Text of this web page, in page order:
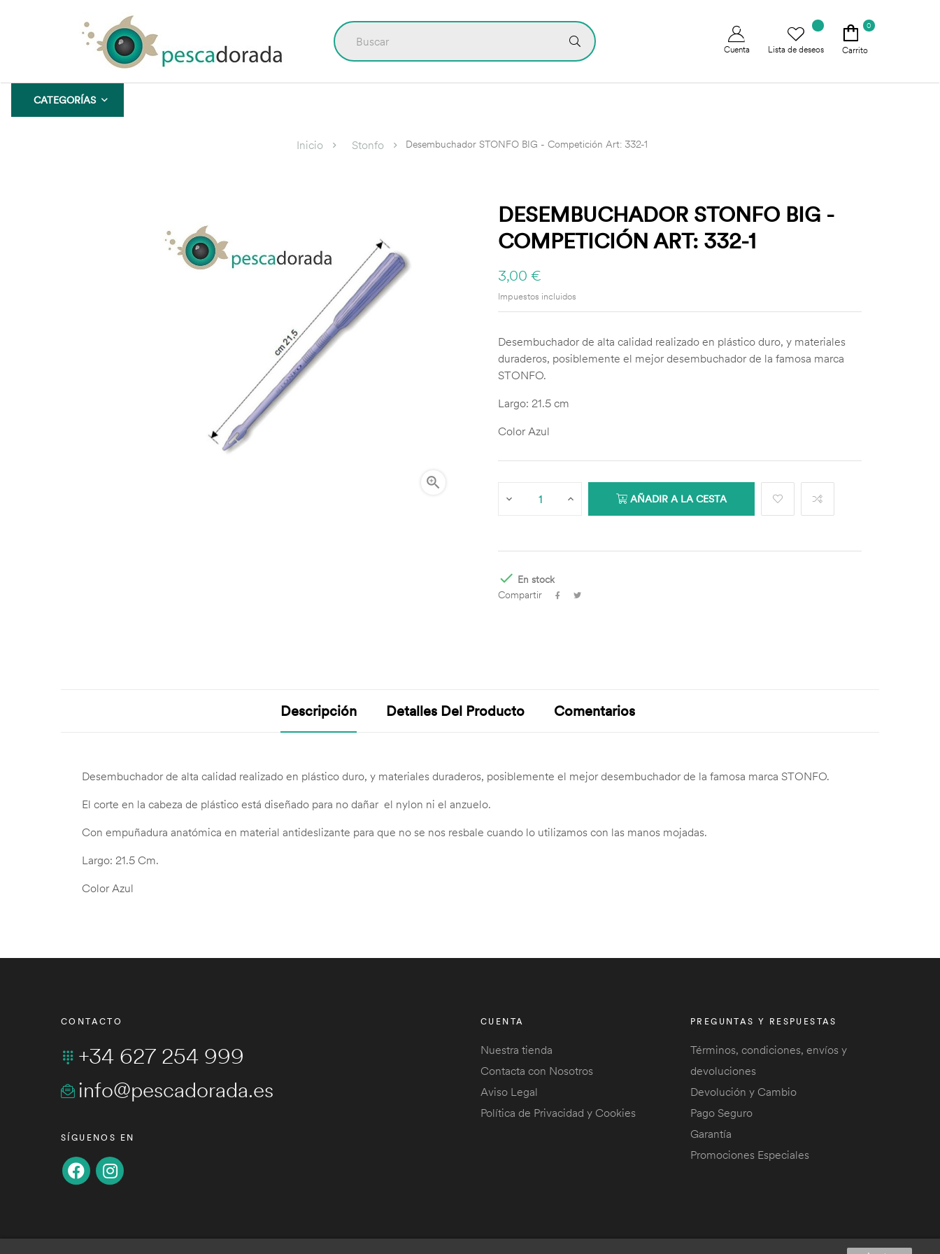
Cuenta Lista de deseos
0
Carrito
CATEGORÍAS
Inicio Stonfo Desembuchador STONFO BIG - Competición Art: 332-1

DESEMBUCHADOR STONFO BIG -
COMPETICIÓN ART: 332-1
3,00 €
Impuestos incluidos
Desembuchador de alta calidad realizado en plástico duro, y materiales
duraderos, posiblemente el mejor desembuchador de la famosa marca
STONFO.
Largo: 21.5 cm
Color Azul
AÑADIR A LA CESTA
 En stock
Compartir
Descripción Detalles Del Producto Comentarios
Desembuchador de alta calidad realizado en plástico duro, y materiales duraderos, posiblemente el mejor desembuchador de la famosa marca STONFO.
El corte en la cabeza de plástico está diseñado para no dañar el nylon ni el anzuelo.
Con empuñadura anatómica en material antideslizante para que no se nos resbale cuando lo utilizamos con las manos mojadas.
Largo: 21.5 Cm.
Color Azul
CONTACTO
+34 627 254 999
info@pescadorada.es
SÍGUENOS EN
CUENTA
Nuestra tienda
Contacta con Nosotros
Aviso Legal
Política de Privacidad y Cookies
PREGUNTAS Y RESPUESTAS
Términos, condiciones, envíos y
devoluciones
Devolución y Cambio
Pago Seguro
Garantía
Promociones Especiales